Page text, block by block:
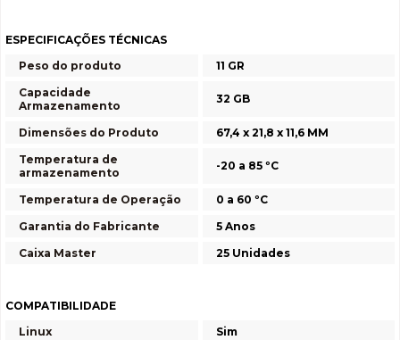
ESPECIFICAÇÕES TÉCNICAS
Peso do produto
11 GR
Capacidade
Armazenamento
32 GB
Dimensões do Produto
67,4 x 21,8 x 11,6 MM
Temperatura de
armazenamento
-20 a 85 ºC
Temperatura de Operação
0 a 60 ºC
Garantia do Fabricante
5 Anos
Caixa Master
25 Unidades
COMPATIBILIDADE
Linux
Sim